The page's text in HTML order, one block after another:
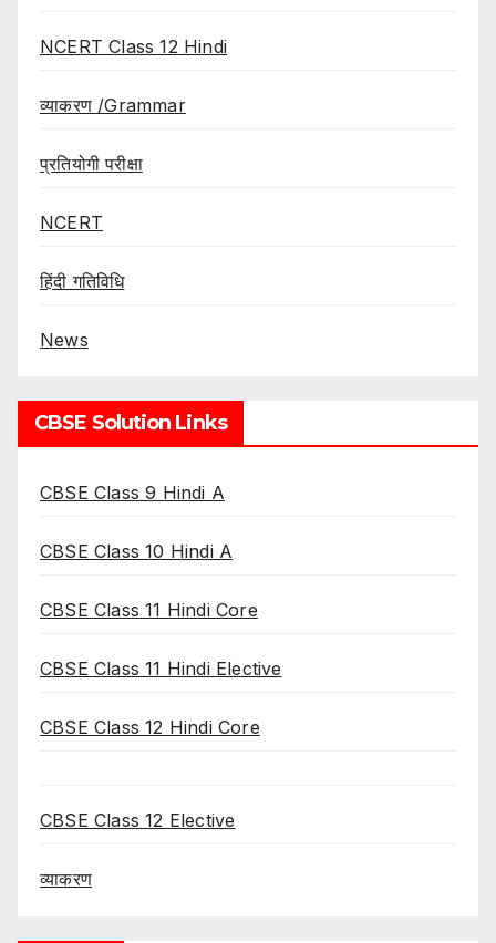
NCERT Class 12 Hindi
व्याकरण /Grammar
प्रतियोगी परीक्षा
NCERT
हिंदी गतिविधि
News
CBSE Solution Links
CBSE Class 9 Hindi A
CBSE Class 10 Hindi A
CBSE Class 11 Hindi Core
CBSE Class 11 Hindi Elective
CBSE Class 12 Hindi Core
CBSE Class 12 Elective
व्याकरण